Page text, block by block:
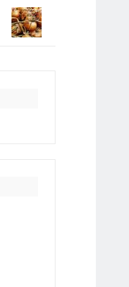
Применение луковой
на огороде: борьба с
вредителями
5003